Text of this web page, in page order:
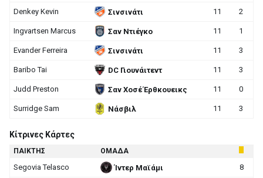
Denkey Kevin Σινσινάτι 11 2
Ingvartsen Marcus Σαν Ντιέγκο 11 1
Evander Ferreira Σινσινάτι 11 3
Baribo Tai DC Γιουνάιτεντ 11 3
Judd Preston Σαν Χοσέ Έρθκουεικς 11 0
Surridge Sam Νάσβιλ 11 3
Κίτρινες Κάρτες
ΠΑΙΚΤΗΣ ΟΜΑΔΑ
Segovia Telasco Ίντερ Μαϊάμι 8